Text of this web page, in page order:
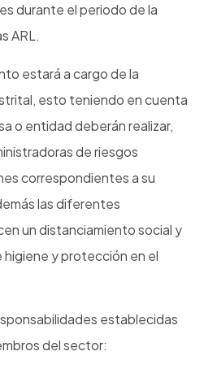
durante el periodo de la
ARL.
estará a cargo de la
esto teniendo en cuenta
o entidad deberán realizar,
de riesgos
correspondientes a su
las diferentes
un distanciamiento social y
y protección en el
establecidas
del sector: